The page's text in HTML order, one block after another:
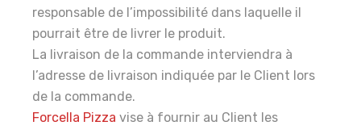
responsable de l’impossibilité dans laquelle il
pourrait être de livrer le produit.
La livraison de la commande interviendra à
l’adresse de livraison indiquée par le Client lors
de la commande.
Forcella Pizza vise à fournir au Client les